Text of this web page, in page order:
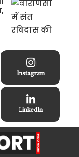
Instagram
LinkedIn